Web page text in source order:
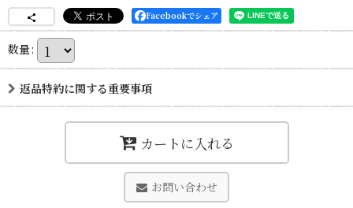
Facebookでシェア
数量:
返品特約に関する重要事項
カートに入れる
お問い合わせ